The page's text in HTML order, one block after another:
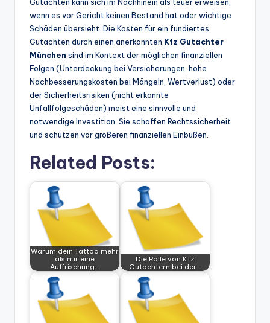
wenn es vor Gericht keinen Bestand hat oder wichtige
Schäden übersieht. Die Kosten für ein fundiertes
Gutachten durch einen anerkannten Kfz Gutachter
München sind im Kontext der möglichen finanziellen
Folgen (Unterdeckung bei Versicherungen, hohe
Nachbesserungskosten bei Mängeln, Wertverlust) oder
der Sicherheitsrisiken (nicht erkannte
Unfallfolgeschäden) meist eine sinnvolle und
notwendige Investition. Sie schaffen Rechtssicherheit
und schützen vor größeren finanziellen Einbußen.
Related Posts:
Warum dein Tattoo mehr
als nur eine
Auffrischung…
Die Rolle von Kfz
Gutachtern bei der…